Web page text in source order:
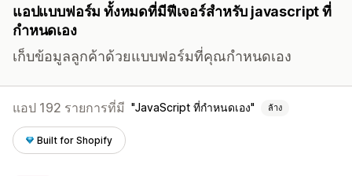
แอปแบบฟอร์ม ทั้งหมดที่มีฟีเจอร์สำหรับ javascript ที่
กำหนดเอง
เก็บข้อมูลลูกค้าด้วยแบบฟอร์มที่คุณกำหนดเอง
แอป 192 รายการที่มี JavaScript ที่กำหนดเอง ล้าง
Built for Shopify